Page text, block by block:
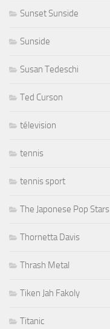
Sunset Sunside
Sunside
Susan Tedeschi
Ted Curson
télevision
tennis
tennis sport
The Japonese Pop Stars
Thornetta Davis
Thrash Metal
Tiken Jah Fakoly
Titanic